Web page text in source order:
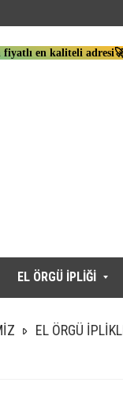
fiyatlı en kaliteli
EL ÖRGÜ İPLİĞİ
EL ÖRGÜ